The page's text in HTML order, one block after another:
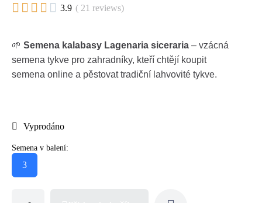
     3.9 ( 21 reviews)
🌱 Semena kalabasy Lagenaria siceraria – vzácná
semena tykve pro zahradníky, kteří chtějí koupit
semena online a pěstovat tradiční lahvovité tykve.
Vyprodáno
Semena v balení:
3